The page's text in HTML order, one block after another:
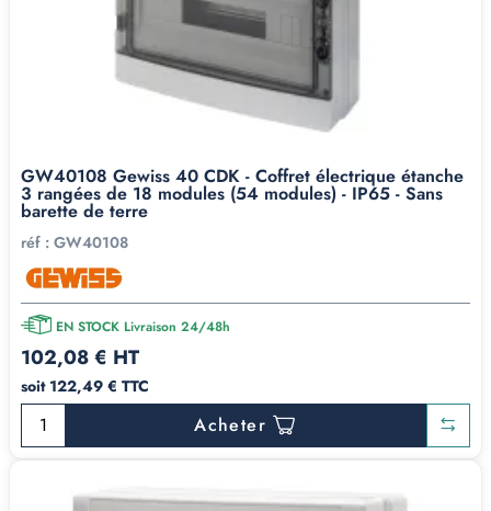
GW40108 Gewiss 40 CDK - Coffret électrique étanche
3 rangées de 18 modules (54 modules) - IP65 - Sans
barette de terre
réf : GW40108
EN STOCK Livraison 24/48h
102,08 € HT
soit 122,49 € TTC
Acheter